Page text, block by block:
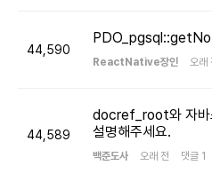
44,590
ReactNative장인 오
44,589
docref_root와 자바
설명해주세요.
백준도사 오래 전 댓글 1